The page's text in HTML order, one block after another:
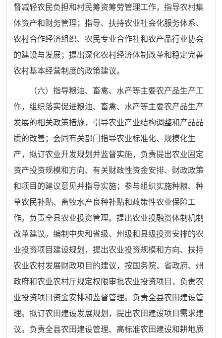
督减轻农民负担和村民筹资筹劳管理工作，指导农村集
体资产和财务管理；指导、扶持农业社会化服务体系、
农村合作经济组织、农民专业合作社和农产品行业协会
的建设与发展；提出深化农村经济体制改革和稳定完善
农村基本经营制度的政策建议。
（六）指导粮油、畜禽、水产等主要农产品生产工
作，组织落实促进粮油、畜禽、水产等主要农产品生产
发展的相关政策措施，引导农业产业结构调整和产品品
质的改善；会同有关部门指导农业标准化、规模化生
产，拟订农业开发规划并监督实施，负责提出农业固定
资产投资规模和方向、有关财政性资金安排、财政政策
和项目的建议意见并指导实施；参与组织实施种粮、种
草农民补贴、畜牧水产良种补贴和政策性农业保险工
作。负责全县农业投资管理。提出农业投融资体制机制
改革建议。编制中央和省级、州级和县级投资安排的农
业投资项目建设规划，提出农业投资规模和方向、扶持
农业农村发展财政项目的建议，按国务院、省政府、州
政府和农业农村厅规定权限审批农业投资项目，负责农
业投资项目资金安排和监督管理。负责全县农田建设管
理。拟订农田建设发展规划，提出农田建设项目需求建
议。负责全县农田建设管理、高标准农田建设和耕地质